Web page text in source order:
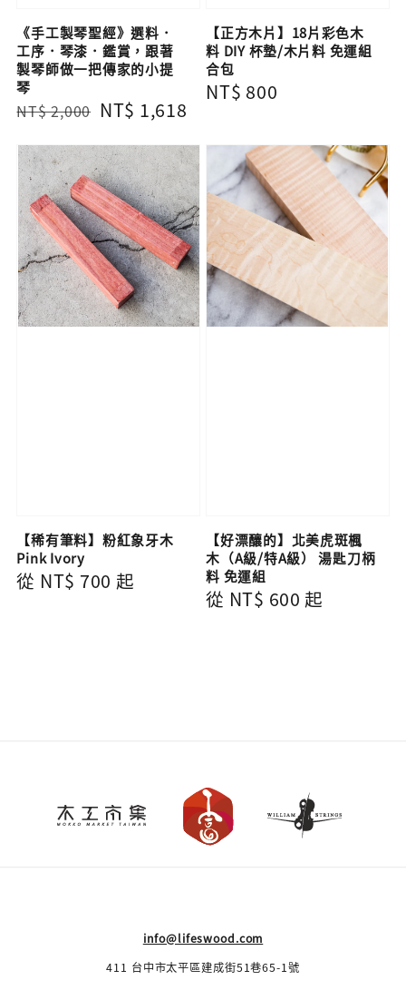
《手工製琴聖經》選料．
工序．琴漆．鑑賞，跟著
製琴師做一把傳家的小提
琴
Regular
NT$ 2,000 Sale
NT$ 1,618
【正方木片】18片彩色木
料 DIY 杯墊/木片料 免運組
合包
Regular
NT$ 800
【稀有筆料】粉紅象牙木
Pink Ivory
Regular
從 NT$ 700 起
【好漂釀的】北美虎斑楓
木（A級/特A級） 湯匙刀柄
料 免運組
Regular
從 NT$ 600 起
info@lifeswood.com
411 台中市太平區建成街51巷65-1號